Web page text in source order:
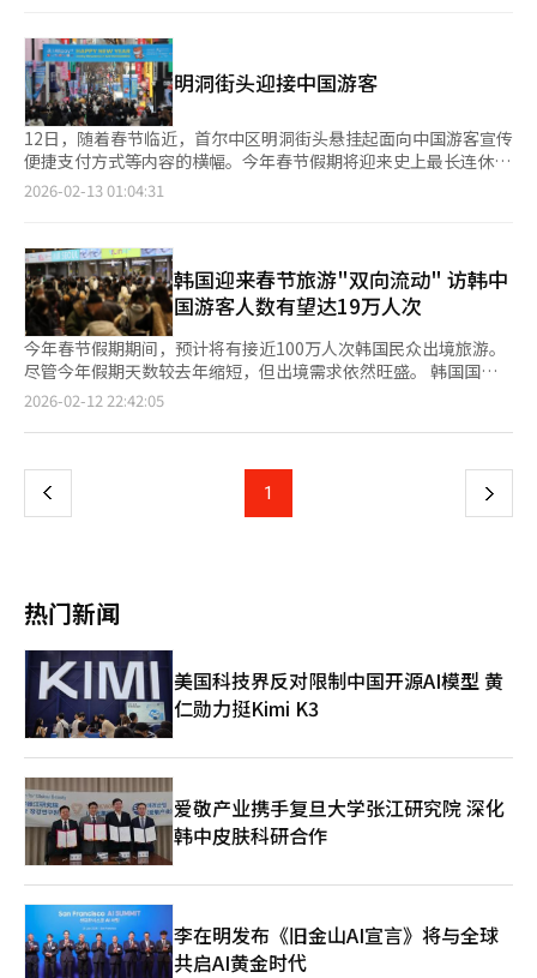
量将达到约15.2亿人次，创历史新高。尽管国际油价上涨导致部分
出境游需求转向国内长线旅游，但整体出行热度依然维持高位。与
此同时，日本“黄金周”最长可达8天，旅行社预计约八成日本出
境游客将选择韩国等亚洲近距离目的地。 在此背景下，赴韩外籍
游客明显增加。业内预计，假期期间中国、日本赴韩游客规模将达
到约20万人次，首尔在多个旅游平台搜索与预订榜单中位居前列。
与此同时，高油价推动短途出行趋势持续扩大，韩国国内旅游需求
同步升温，带动酒店及度假村预订增加。韩国政府也正通过增加济
随客流增长，韩国流通业也迎来重要“窗口期”。各大百货、免税
店及零售企业纷纷加大布局力度，从以往单一价格促销转向“购物
+体验”综合策略，通过整合商业设施与文化内容提升消费吸引
力。 部分企业依托大型商业综合体，将购物、娱乐及观光资源相
结合，以延长游客停留时间；同时全面引入多元移动支付方式，提
高外籍游客消费便利性。也有企业通过在机场发放购物优惠券、举
办大型促销活动等方式，在游客入境阶段提前锁定消费需求。 此
外，围绕K-时尚、K-食品等内容打造体验型消费场景，并推出定制
化服务与特色商品，正成为吸引年轻游客及高端消费群体的重要方
化竞争力。 业内人士指出，随着自由行游客占比持续提升，外籍
游客愈发重视消费体验与内容本身，商业空间正逐渐成为旅游目的
地的一部分。单纯依赖价格优惠已难以形成长期吸引力，提升服务
明洞街头迎接中国游客
12日，随着春节临近，首尔中区明洞街头悬挂起面向中国游客宣传
便捷支付方式等内容的横幅。今年春节假期将迎来史上最长连休
（15日至23日）。据文化体育观光部和韩国旅游发展局预测，在
2026-02-13 01:04:31
韩国迎来春节旅游"双向流动" 访韩中
国游客人数有望达19万人次
今年春节假期期间，预计将有接近100万人次韩国民众出境旅游。
尽管今年假期天数较去年缩短，但出境需求依然旺盛。 韩国国土
交通部统计数据显示，从本月13日至18日为期6天的春节假期期
中在东南亚、日本和中国等地。与去年相比，前往中国和美洲地区
负责人表示，由于今年假期较短，短途出境游需求明显上升，日本
庭出游比例较高，机场停车难问题已提前显现。仁川国际机场方面
表示，春节假期期间的停车场预约车位已接近售罄，直至假期最后
一天几乎全部订满。有关部门提醒旅客尽量提前抵达机场，或优先
选择公共交通前往，以避免因停车问题影响行程。 另一方面，韩
国文化体育观光部（以下简称文体部）和韩国旅游发展局近日发布
预测，在本月15日至23日的中国春节长假期间，访韩中国游客人
数日均有望同比增加44%，达19万人次。考虑到部分游客可能为
避开高峰在春节假期两周前提前访韩，访韩中国游客规模有望进一
步扩大。 文体部和旅游发展局预测，散客在访韩中国游客总数中
占比可能会超过70%。为此，两家机构正与京东、携程和微信支付
等中国平台展开合作，重点推广一日游产品、国内交通工具折扣
券、冬季活动以及春节主题旅游产品等。 为迎接大规模中国游客
的到来，旅游发展局和支付宝将在首尔明洞联合运营“欢迎活动
中国游客提供马年主题纪念品，并推广绿色旅游项目。
2026-02-12 22:42:05
上
页
1 下
热门新闻
美国科技界反对限制中国开源AI模型 黄
仁勋力挺Kimi K3
爱敬产业携手复旦大学张江研究院 深化
韩中皮肤科研合作
李在明发布《旧金山AI宣言》将与全球
共启AI黄金时代